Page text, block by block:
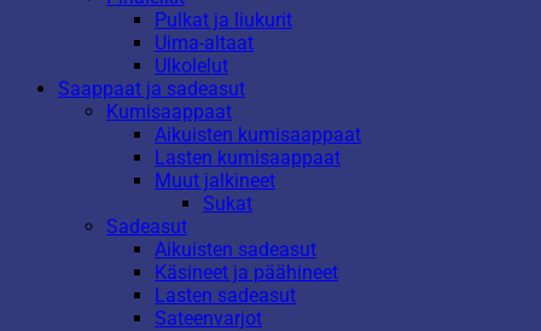
Pulkat ja liukurit
Uima-altaat
Ulkolelut
Saappaat ja sadeasut
Kumisaappaat
Aikuisten kumisaappaat
Lasten kumisaappaat
Muut jalkineet
Sukat
Sadeasut
Aikuisten sadeasut
Käsineet ja päähineet
Lasten sadeasut
Sateenvarjot